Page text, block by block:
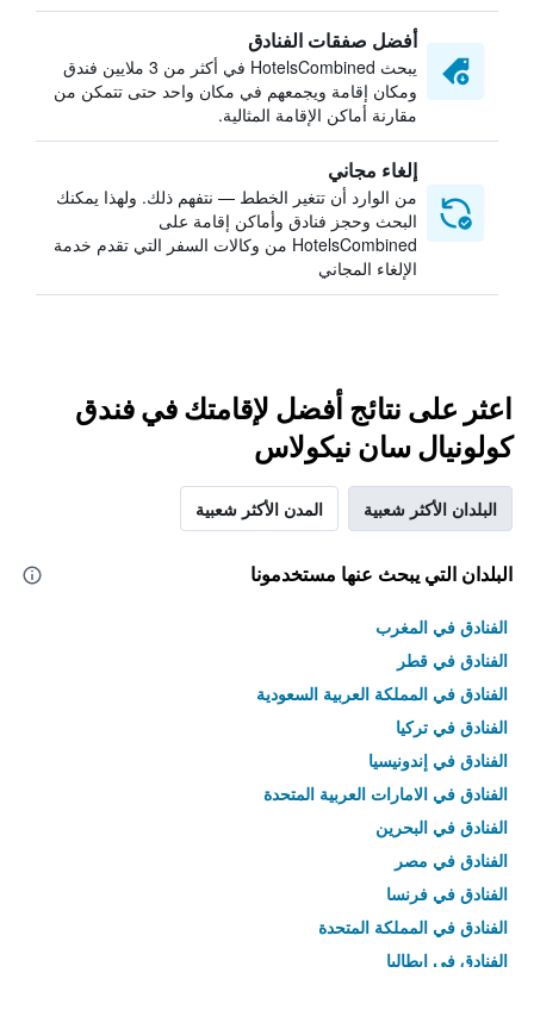
أفضل صفقات الفنادق
يبحث HotelsCombined في أكثر من 3 ملايين فندق
ومكان إقامة ويجمعهم في مكان واحد حتى تتمكن من
مقارنة أماكن الإقامة المثالية.
إلغاء مجاني
من الوارد أن تتغير الخطط — نتفهم ذلك. ولهذا يمكنك
البحث وحجز فنادق وأماكن إقامة على
HotelsCombined من وكالات السفر التي تقدم خدمة
الإلغاء المجاني
اعثر على نتائج أفضل لإقامتك في فندق
كولونيال سان نيكولاس
البلدان الأكثر شعبية المدن الأكثر شعبية
البلدان التي يبحث عنها مستخدمونا
الفنادق في المغرب
الفنادق في قطر
الفنادق في المملكة العربية السعودية
الفنادق في تركيا
الفنادق في إندونيسيا
الفنادق في الامارات العربية المتحدة
الفنادق في البحرين
الفنادق في مصر
الفنادق في فرنسا
الفنادق في المملكة المتحدة
الفنادق في إيطاليا